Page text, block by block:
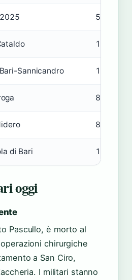
5.739
160 posti
Sannicandro 10
8 anni
8 persone
di Bari 185 kg
oggi
Pascullo, è morto al
chirurgiche
a San Ciro,
I militari stanno